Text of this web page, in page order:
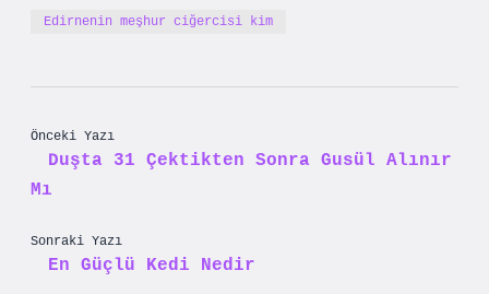
Edirnenin meşhur ciğercisi kim
Önceki Yazı
Duşta 31 Çektikten Sonra Gusül Alınır
Mı
Sonraki Yazı
En Güçlü Kedi Nedir